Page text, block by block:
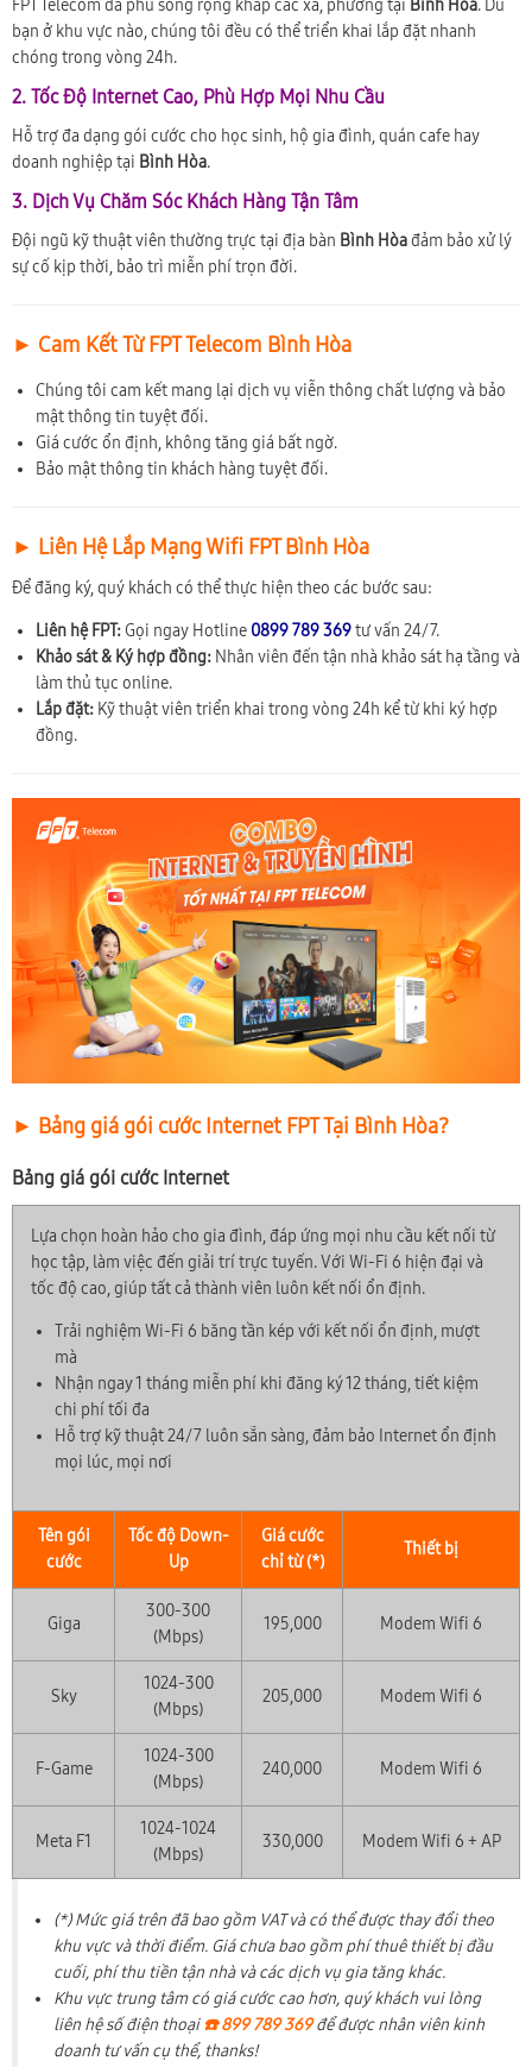
FPT Telecom đã phủ sóng rộng khắp các xã, phường tại Bình Hòa. Dù
bạn ở khu vực nào, chúng tôi đều có thể triển khai lắp đặt nhanh
chóng trong vòng 24h.
2. Tốc Độ Internet Cao, Phù Hợp Mọi Nhu Cầu
Hỗ trợ đa dạng gói cước cho học sinh, hộ gia đình, quán cafe hay
doanh nghiệp tại Bình Hòa.
3. Dịch Vụ Chăm Sóc Khách Hàng Tận Tâm
Đội ngũ kỹ thuật viên thường trực tại địa bàn Bình Hòađảm bảo xử lý
sự cố kịp thời, bảo trì miễn phí trọn đời.
► Cam Kết Từ FPT Telecom Bình Hòa
Chúng tôi cam kết mang lại dịch vụ viễn thông chất lượng và bảo
mật thông tin tuyệt đối.
Giá cước ổn định, không tăng giá bất ngờ.
Bảo mật thông tin khách hàng tuyệt đối.
► Liên Hệ Lắp Mạng Wifi FPT Bình Hòa
Để đăng ký, quý khách có thể thực hiện theo các bước sau:
Liên hệ FPT: Gọi ngay Hotline 0899 789 369tư vấn 24/7.
Khảo sát & Ký hợp đồng: Nhân viên đến tận nhà khảo sát hạ tầng và
làm thủ tục online.
Lắp đặt: Kỹ thuật viên triển khai trong vòng 24h kể từ khi ký hợp
đồng.
► Bảng giá gói cước Internet FPT Tại Bình Hòa?
Bảng giá gói cước Internet
Lựa chọn hoàn hảo cho gia đình, đáp ứng mọi nhu cầu kết nối từ
học tập, làm việc đến giải trí trực tuyến. Với Wi-Fi 6 hiện đại và
tốc độ cao, giúp tất cả thành viên luôn kết nối ổn định.
Trải nghiệm Wi-Fi 6 băng tần kép với kết nối ổn định, mượt
mà
Nhận ngay 1 tháng miễn phí khi đăng ký 12 tháng, tiết kiệm
chi phí tối đa
Hỗ trợ kỹ thuật 24/7 luôn sẵn sàng, đảm bảo Internet ổn định
mọi lúc, mọi nơi
Tên gói
cước
Tốc độ Down-
Up
Giá cước
chỉ từ (*)
Thiết bị
Giga
300-300
(Mbps)
195,000 Modem Wifi 6
Sky
1024-300
(Mbps)
205,000 Modem Wifi 6
F-Game
1024-300
(Mbps)
240,000 Modem Wifi 6
Meta F1
1024-1024
(Mbps)
330,000 Modem Wifi 6 + AP
(*) Mức giá trên đã bao gồm VAT và có thể được thay đổi theo
khu vực và thời điểm. Giá chưa bao gồm phí thuê thiết bị đầu
cuối, phí thu tiền tận nhà và các dịch vụ gia tăng khác.
Khu vực trung tâm có giá cước cao hơn, quý khách vui lòng
liên hệ số điện thoại☎️ 899 789 369để được nhân viên kinh
doanh tư vấn cụ thể, thanks!